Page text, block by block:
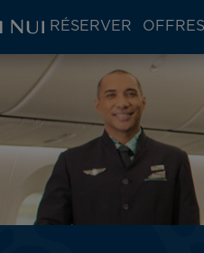
ATN:
Main
menu
block
RÉSERVER